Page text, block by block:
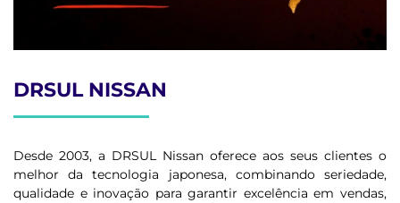
DRSUL NISSAN
Desde 2003, a DRSUL Nissan oferece aos seus clientes o
melhor da tecnologia japonesa, combinando seriedade,
qualidade e inovação para garantir excelência em vendas,